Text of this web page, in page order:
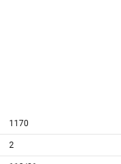
1170
2